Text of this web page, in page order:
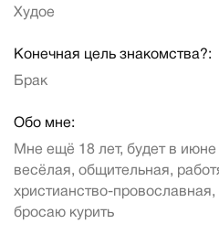
Худое
Конечная цель знакомства?:
Брак
Обо мне:
Мне ещё 18 лет, будет в июне
весёлая, общительная,
христианство-
бросаю курить